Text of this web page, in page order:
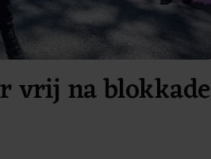
vrij na blokkade